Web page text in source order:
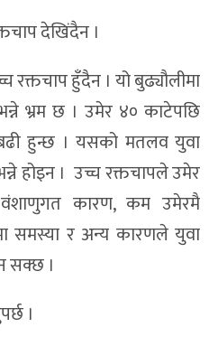
देखिंदैन ।
रक्तचाप हुँदैन । यो बुढ्यौलीमा
भ्रम छ । उमेर ४० काटेपछि
हुन्छ । यसको मतलव युवा
होइन । उच्च रक्तचापले उमेर
कारण, कम उमेरमै
समस्या र अन्य कारणले युवा
सक्छ ।
।